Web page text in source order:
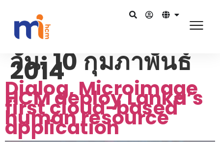
วัน:10 กุมภาพันธ์
2014
Dialog, Microimage
HCM deploy Lanka’s
first cloud-based
human resource
application